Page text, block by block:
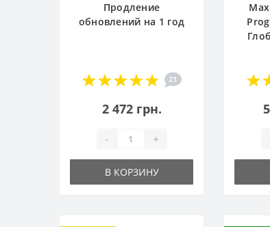
Продление
обновлений на 1 год
21
2 472 грн.
- +
В КОРЗИНУ